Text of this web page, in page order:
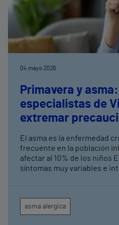
04 mayo 2026
Primavera y asma:
especialistas de
extremar
El asma es la enfermedad
frecuente en la población
afectar al 10% de los niños
síntomas muy variables e
asma alergica